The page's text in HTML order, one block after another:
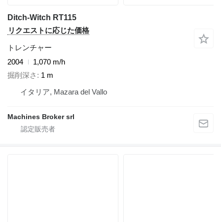
Ditch-Witch RT115
リクエストに応じた価格
トレンチャー
2004
1,070 m/h
掘削深さ
1 m
イタリア, Mazara del Vallo
Machines Broker srl